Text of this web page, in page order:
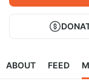
ABOUT FEED